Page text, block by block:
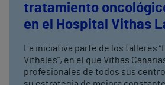
tratamiento
en el Hospital Vithas
La iniciativa parte de los talleres
Vithales”, en el que Vithas
profesionales de todos sus